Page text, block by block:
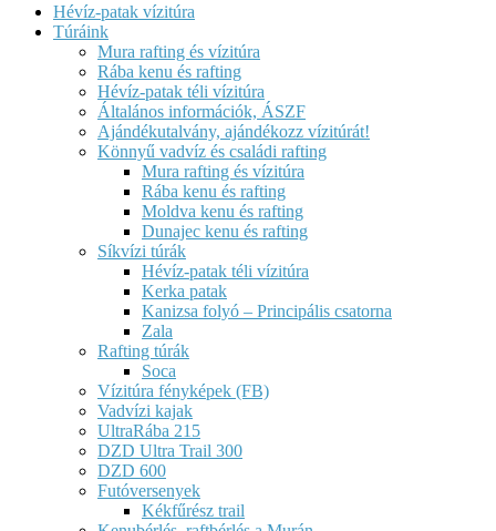
Hévíz-patak vízitúra
Túráink
Mura rafting és vízitúra
Rába kenu és rafting
Hévíz-patak téli vízitúra
Általános információk, ÁSZF
Ajándékutalvány, ajándékozz vízitúrát!
Könnyű vadvíz és családi rafting
Mura rafting és vízitúra
Rába kenu és rafting
Moldva kenu és rafting
Dunajec kenu és rafting
Síkvízi túrák
Hévíz-patak téli vízitúra
Kerka patak
Kanizsa folyó – Principális csatorna
Zala
Rafting túrák
Soca
Vízitúra fényképek (FB)
Vadvízi kajak
UltraRába 215
DZD Ultra Trail 300
DZD 600
Futóversenyek
Kékfűrész trail